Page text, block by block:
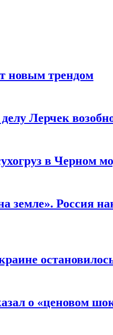
новым трендом
Лерчек
в Черном
земле». Россия
о «ценовом